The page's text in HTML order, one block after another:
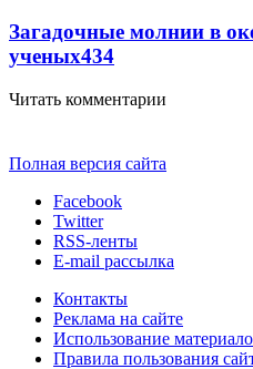
Загадочные молнии в
ученых434
Читать комментарии
Полная версия сайта
Facebook
Twitter
RSS-ленты
E-mail рассылка
Контакты
Реклама на сайте
Использование
Правила пользования